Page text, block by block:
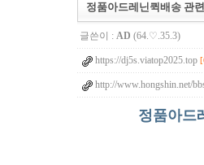
정품아드레닌퀵배송 관
글쓴이 : AD (64.♡.35.3)
https://dj5s.viatop2025.top
http://www.hongshin.net/
정품아드